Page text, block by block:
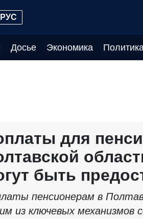
РУС
Досье Экономика
для
быть
пенсионерам в
из ключевых механизмов